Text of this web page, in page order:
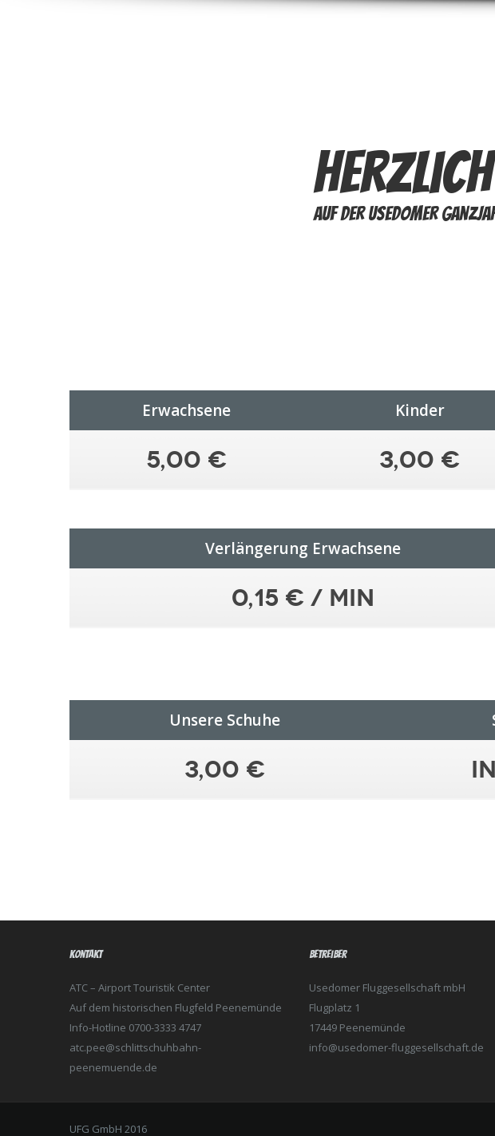
auf der Usedomer
Erwachsene
5,00 €
Kinder
3,00 €
Verlängerung Erwachsene
0,15 € / min
Unsere Schuhe
3,00 €
Kontakt
ATC – Airport Touristik Center
Auf dem historischen Flugfeld Peenemünde
Info-Hotline 0700-3333 4747
atc.pee@schlittschuhbahn-
peenemuende.de
Betreiber
Usedomer Fluggesellschaft mbH
Flugplatz 1
17449 Peenemünde
info@usedomer-fluggesellschaft.de
UFG GmbH 2016